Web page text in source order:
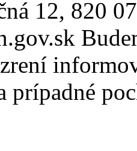
12, 820
prípadné